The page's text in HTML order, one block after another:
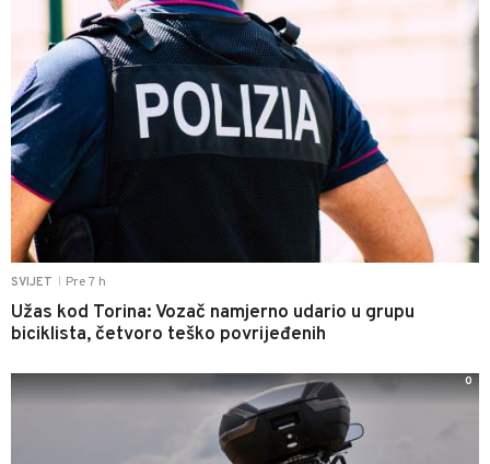
SVIJET Pre 7 h
Užas kod Torina: Vozač namjerno udario u grupu
biciklista, četvoro teško povrijeđenih
0